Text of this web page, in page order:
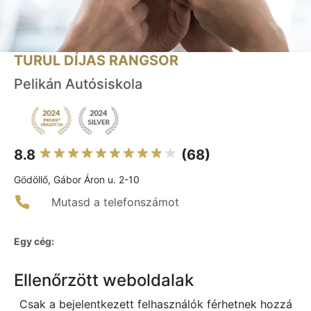
TURUL DÍJAS RANGSOR
Pelikán Autósiskola
8.8 (68)
Gödöllő, Gábor Áron u. 2-10
Mutasd a telefonszámot
Egy cég:
Ellenőrzött weboldalak
Csak a bejelentkezett felhasználók férhetnek hozzá